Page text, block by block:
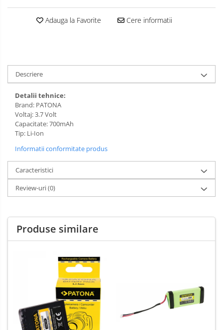
Adauga la Favorite Cere informatii
Descriere
Detalii tehnice:
Brand: PATONA
Voltaj: 3.7 Volt
Capacitate: 700mAh
Tip: Li-Ion
Informatii conformitate produs
Caracteristici
Review-uri(0)
Produse similare